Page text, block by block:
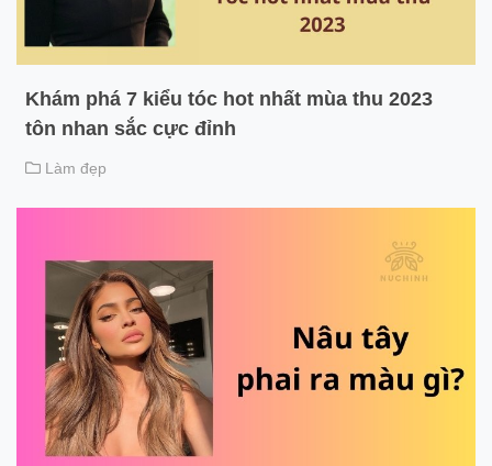
Khám phá 7 kiểu tóc hot nhất mùa thu 2023
tôn nhan sắc cực đỉnh
Làm đẹp